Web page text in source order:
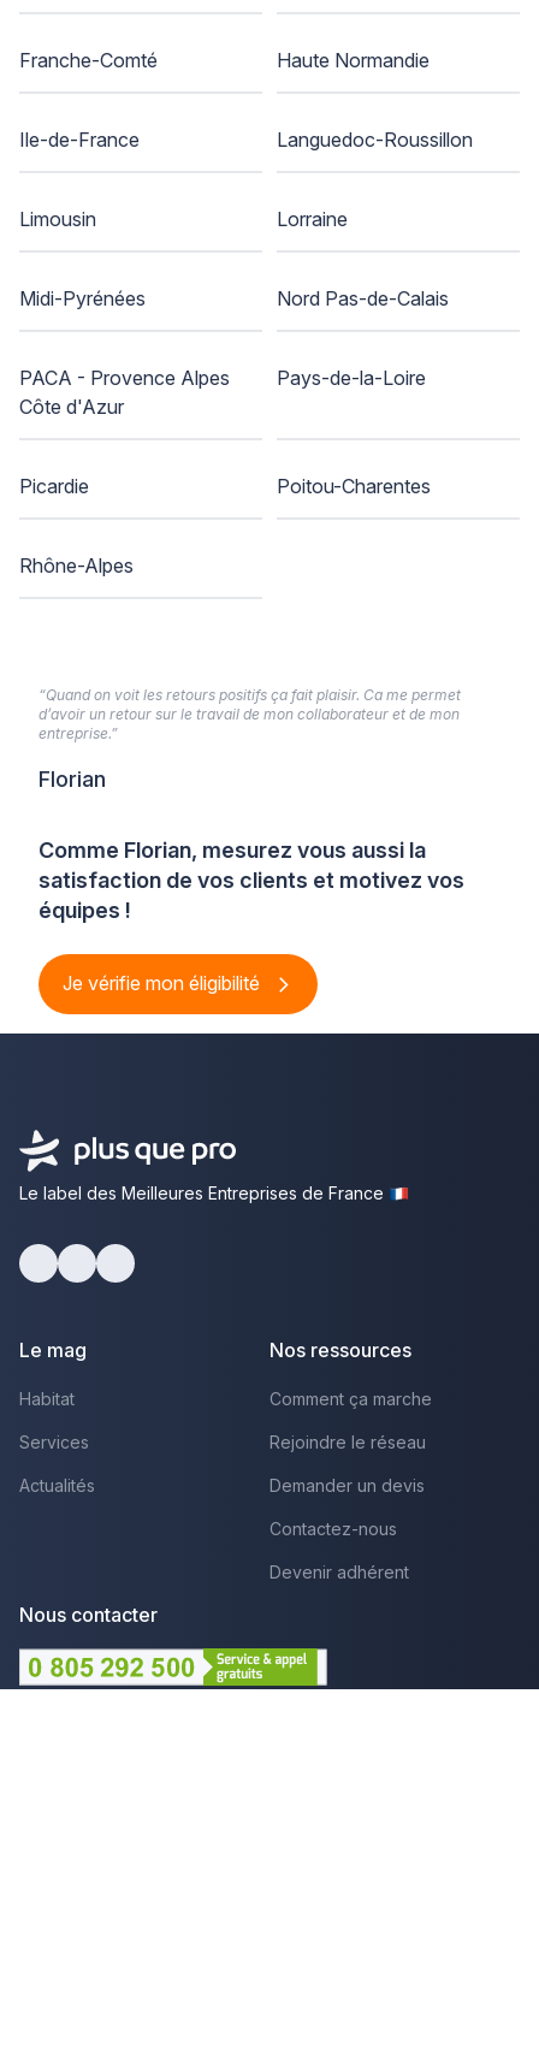
Franche-Comté Haute Normandie
Ile-de-France Languedoc-Roussillon
Limousin Lorraine
Midi-Pyrénées Nord Pas-de-Calais
PACA - Provence Alpes
Côte d'Azur
Pays-de-la-Loire
Picardie Poitou-Charentes
Rhône-Alpes
Comme Florian, mesurez vous aussi la
satisfaction de vos clients et motivez vos
équipes !
Je vérifie mon éligibilité
“Quand on voit les retours positifs ça fait plaisir. Ca me permet
d’avoir un retour sur le travail de mon collaborateur et de mon
entreprise.”
Florian
Le label des Meilleures Entreprises de France
Le mag
Habitat
Services
Actualités
Nos ressources
Comment ça marche
Rejoindre le réseau
Demander un devis
Contactez-nous
Devenir adhérent
Nous contacter